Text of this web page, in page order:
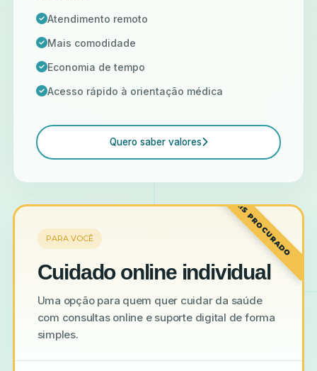
Atendimento remoto
Mais comodidade
Economia de tempo
Acesso rápido à orientação médica
Quero saber valores
MAIS PROCURADO
PARA VOCÊ
Cuidado online individual
Uma opção para quem quer cuidar da saúde
com consultas online e suporte digital de forma
simples.